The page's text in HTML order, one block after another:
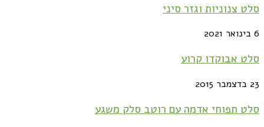
סלט צנוניות וגזר סיני
6 בינואר 2021
סלט אבוקדו קרוע
23 בדצמבר 2015
סלט תפוחי אדמה עם רוטב סלק משגע